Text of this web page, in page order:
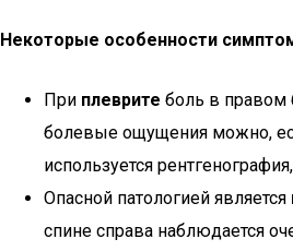
Некоторые особенности
При плеврите боль в правом
болевые ощущения можно,
используется
Опасной патологией является
спине справа наблюдается